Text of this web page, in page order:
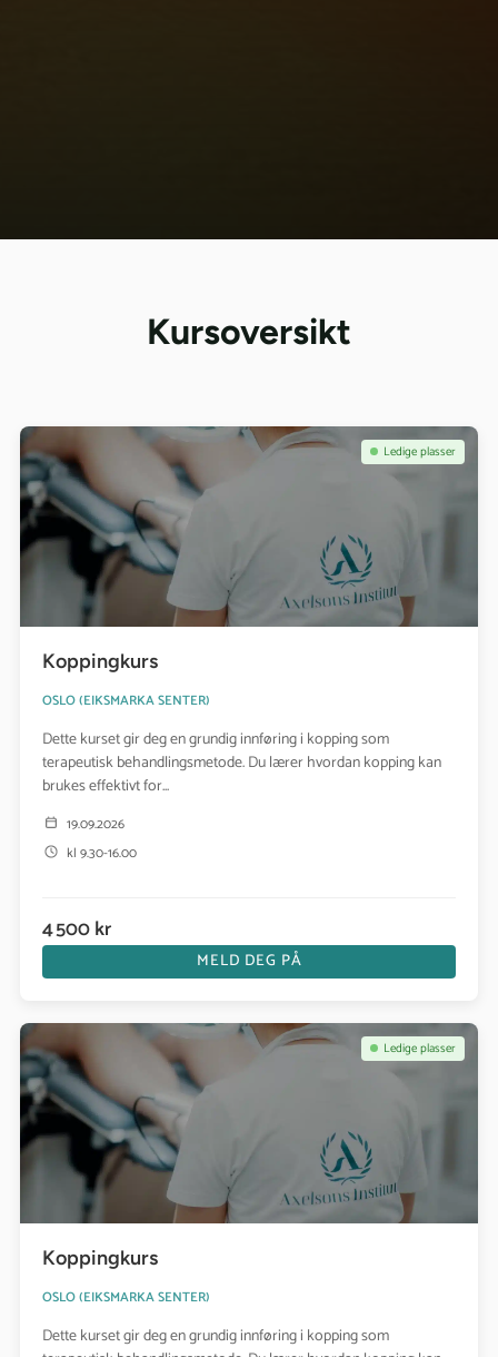
Kursoversikt
Se kurs: Koppingkurs Ledige plasser
Koppingkurs
OSLO (EIKSMARKA SENTER)
Dette kurset gir deg en grundig innføring i kopping som
terapeutisk behandlingsmetode. Du lærer hvordan kopping kan
brukes effektivt for...
19.09.2026
kl 9.30-16.00
4 500 kr
MELD DEG PÅ
Se kurs: Koppingkurs Ledige plasser
Koppingkurs
OSLO (EIKSMARKA SENTER)
Dette kurset gir deg en grundig innføring i kopping som